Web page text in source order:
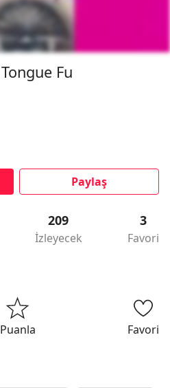
Tongue Fu
Paylaş
209
İzleyecek
3
Favori
Puanla Favori